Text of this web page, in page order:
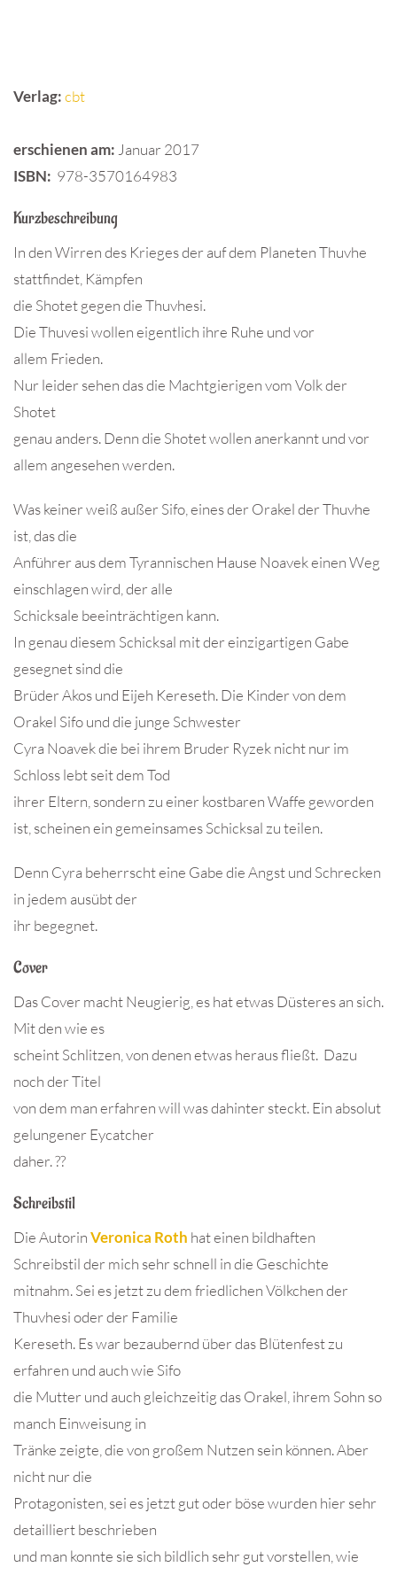
Verlag:cbt
erschienen am: Januar 2017
ISBN: 978-3570164983
Kurzbeschreibung
In den Wirren des Krieges der auf dem Planeten Thuvhe
stattfindet, Kämpfen
die Shotet gegen die Thuvhesi.
Die Thuvesi wollen eigentlich ihre Ruhe und vor
allem Frieden.
Nur leider sehen das die Machtgierigen vom Volk der
Shotet
genau anders. Denn die Shotet wollen anerkannt und vor
allem angesehen werden.
Was keiner weiß außer Sifo, eines der Orakel der Thuvhe
ist, das die
Anführer aus dem Tyrannischen Hause Noavek einen Weg
einschlagen wird, der alle
Schicksale beeinträchtigen kann.
In genau diesem Schicksal mit der einzigartigen Gabe
gesegnet sind die
Brüder Akos und Eijeh Kereseth. Die Kinder von dem
Orakel Sifo und die junge Schwester
Cyra Noavek die bei ihrem Bruder Ryzek nicht nur im
Schloss lebt seit dem Tod
ihrer Eltern, sondern zu einer kostbaren Waffe geworden
ist, scheinen ein gemeinsames Schicksal zu teilen.
Denn Cyra beherrscht eine Gabe die Angst und Schrecken
in jedem ausübt der
ihr begegnet.
Cover
Das Cover macht Neugierig, es hat etwas Düsteres an sich.
Mit den wie es
scheint Schlitzen, von denen etwas heraus fließt. Dazu
noch der Titel
von dem man erfahren will was dahinter steckt. Ein absolut
gelungener Eycatcher
daher. ??
Schreibstil
Die AutorinVeronica Roth hat einen bildhaften
Schreibstil der mich sehr schnell in die Geschichte
mitnahm. Sei es jetzt zu dem friedlichen Völkchen der
Thuvhesi oder der Familie
Kereseth. Es war bezaubernd über das Blütenfest zu
erfahren und auch wie Sifo
die Mutter und auch gleichzeitig das Orakel, ihrem Sohn so
manch Einweisung in
Tränke zeigte, die von großem Nutzen sein können. Aber
nicht nur die
Protagonisten, sei es jetzt gut oder böse wurden hier sehr
detailliert beschrieben
und man konnte sie sich bildlich sehr gut vorstellen, wie